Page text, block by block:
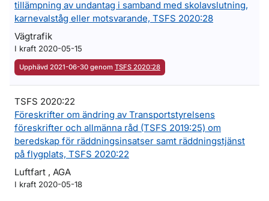
tillämpning av undantag i samband med skolavslutning,
karnevalståg eller motsvarande, TSFS 2020:28
Vägtrafik
I kraft 2020-05-15
Upphävd 2021-06-30 genom TSFS 2020:28
TSFS 2020:22
Föreskrifter om ändring av Transportstyrelsens
föreskrifter och allmänna råd (TSFS 2019:25) om
beredskap för räddningsinsatser samt räddningstjänst
på flygplats, TSFS 2020:22
Luftfart , AGA
I kraft 2020-05-18